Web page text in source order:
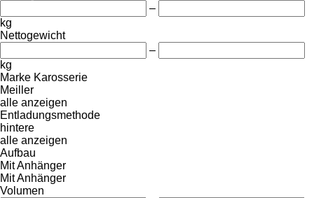
–
kg
Nettogewicht
–
kg
Marke Karosserie
Meiller
alle anzeigen
Entladungsmethode
hintere
alle anzeigen
Aufbau
Mit Anhänger
Mit Anhänger
Volumen